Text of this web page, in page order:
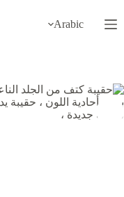
إلى
المحتوى
Arabic